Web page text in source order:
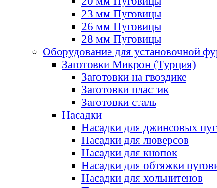
23 мм Пуговицы
26 мм Пуговицы
28 мм Пуговицы
Оборудование для установочной
Заготовки Микрон (Турция)
Заготовки на гвоздике
Заготовки пластик
Заготовки сталь
Насадки
Насадки для джинсовых
Насадки для люверсов
Насадки для кнопок
Насадки для обтяжки
Насадки для хольнитенов